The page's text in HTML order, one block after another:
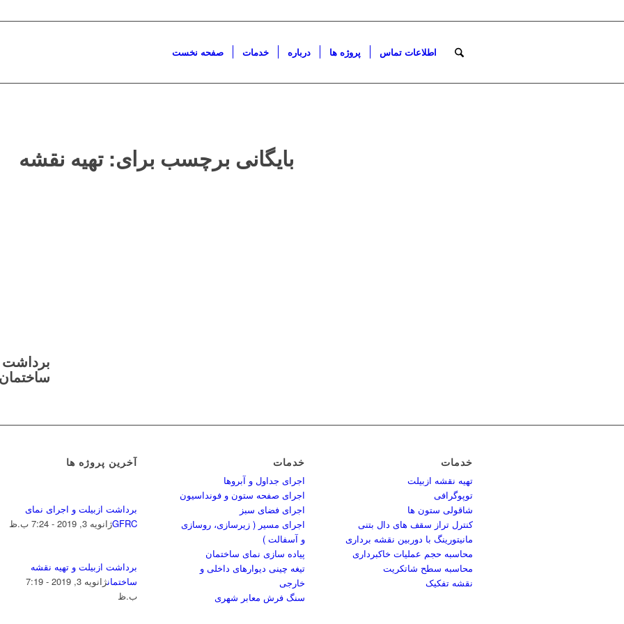
صفحه نخست خدمات درباره پروژه ها اطلاعات تماس
بایگانی برچسب برای:تهیه نقشه
برداشت
ساختمان
آخرین پروژه ها
برداشت ازبیلت و اجرای نمای
GFRCژانویه 3, 2019 - 7:24 ب.ظ
برداشت ازبیلت و تهیه نقشه
ساختمان
ژانویه 3, 2019 - 7:19
ب.ظ
خدمات
اجرای جداول و آبروها
اجرای صفحه ستون و فونداسیون
اجرای فضای سبز
اجرای مسیر ( زیرسازی، روسازی
و آسفالت )
پیاده سازی نمای ساختمان
تیغه چینی دیوارهای داخلی و
خارجی
سنگ فرش معابر شهری
خدمات
تهیه نقشه ازبیلت
توپوگرافی
شاقولی ستون ها
کنترل تراز سقف های دال بتنی
مانیتورینگ با دوربین نقشه برداری
محاسبه حجم عملیات خاکبرداری
محاسبه سطح شاتکریت
نقشه تفکیک